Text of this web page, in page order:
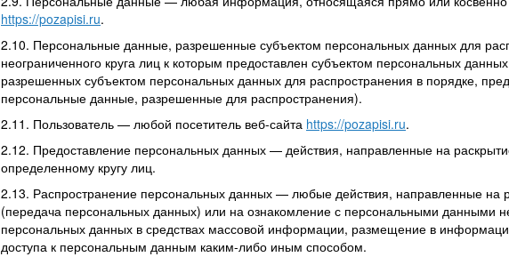
https://pozapisi.ru.
2.10. Персональные данные, разрешенные субъектом персональных данных для
неограниченного круга лиц к которым предоставлен субъектом персональных
разрешенных субъектом персональных данных для распространения в порядке,
персональные данные, разрешенные для распространения).
2.11. Пользователь — любой посетитель веб-сайта https://pozapisi.ru.
2.12. Предоставление персональных данных — действия, направленные на
определенному кругу лиц.
2.13. Распространение персональных данных — любые действия, направленные на
(передача персональных данных) или на ознакомление с персональными данными
персональных данных в средствах массовой информации, размещение в
доступа к персональным данным каким-либо иным способом.